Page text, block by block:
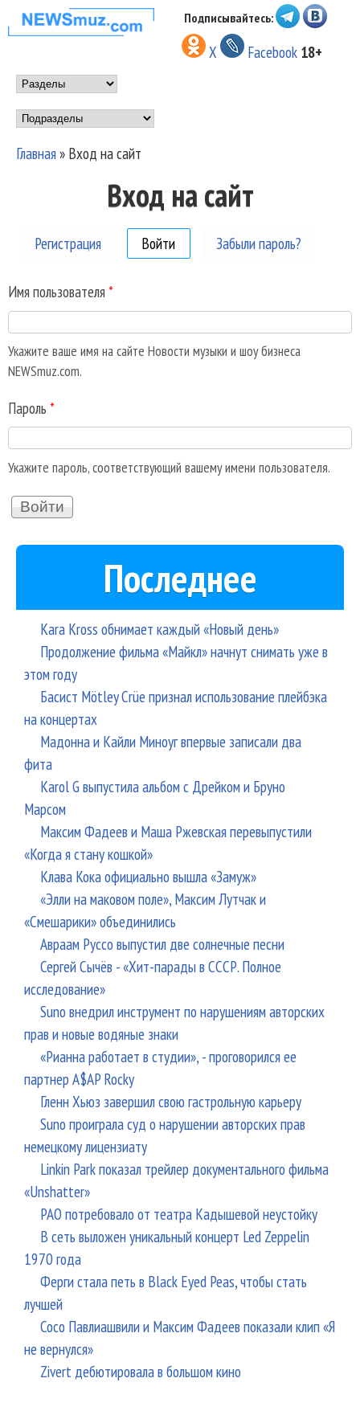
Перейти к основному
содержанию
НОВОСТИ
МУЗЫКИ И
ШОУ БИЗНЕСА
NEWSMUZ.COM
Подписывайтесь:
X Facebook 18+
Main menu
Подразделы
Вы здесь
Главная» Вход на сайт
Вход на сайт
Регистрация Войти (активная вкладка)
Забыли пароль?
Имя пользователя *
Укажите ваше имя на сайте Новости музыки и шоу бизнеса
NEWSmuz.com.
Пароль *
Укажите пароль, соответствующий вашему имени пользователя.
Последнее
Kara Kross обнимает каждый «Новый день»
Продолжение фильма «Майкл» начнут снимать уже в
этом году
Басист Mötley Crüe признал использование плейбэка
на концертах
Мадонна и Кайли Миноуг впервые записали два
фита
Karol G выпустила альбом с Дрейком и Бруно
Марсом
Максим Фадеев и Маша Ржевская перевыпустили
«Когда я стану кошкой»
Клава Кока официально вышла «Замуж»
«Элли на маковом поле», Максим Лутчак и
«Смешарики» объединились
Авраам Руссо выпустил две солнечные песни
Сергей Сычёв - «Хит-парады в СССР. Полное
исследование»
Suno внедрил инструмент по нарушениям авторских
прав и новые водяные знаки
«Рианна работает в студии», - проговорился ее
партнер A$AP Rocky
Гленн Хьюз завершил свою гастрольную карьеру
Suno проиграла суд о нарушении авторских прав
немецкому лицензиату
Linkin Park показал трейлер документального фильма
«Unshatter»
РАО потребовало от театра Кадышевой неустойку
В сеть выложен уникальный концерт Led Zeppelin
1970 года
Ферги стала петь в Black Eyed Peas, чтобы стать
лучшей
Сосо Павлиашвили и Максим Фадеев показали клип «Я
не вернулся»
Zivert дебютировала в большом кино